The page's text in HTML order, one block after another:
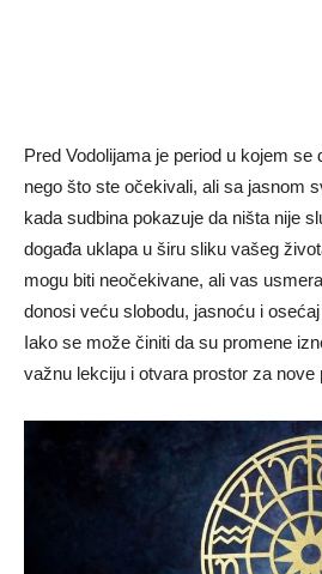
Pred Vodolijama je period u kojem se
nego što ste očekivali, ali sa jasnom
kada sudbina pokazuje da ništa nije
događa uklapa u širu sliku vašeg
mogu biti neočekivane, ali vas
donosi veću slobodu, jasnoću i
Iako se može činiti da su promene
važnu lekciju i otvara prostor za nove